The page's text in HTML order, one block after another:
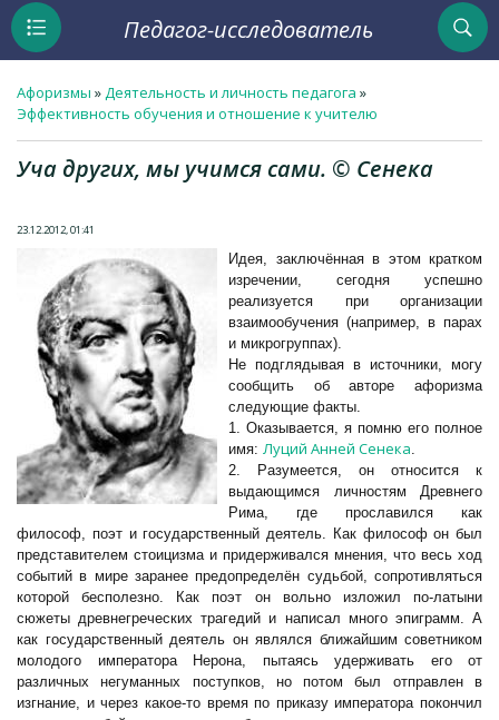
Педагог-исследователь
Афоризмы »Деятельность и личность педагога »
Эффективность обучения и отношение к учителю
Уча других, мы учимся сами. © Сенека
23.12.2012, 01:41
Идея, заключённая в этом кратком
изречении, сегодня успешно
реализуется при организации
взаимообучения (например, в парах
и микрогруппах).
Не подглядывая в источники, могу
сообщить об авторе афоризма
следующие факты.
1. Оказывается, я помню его полное
имя: Луций Анней Сенека.
2. Разумеется, он относится к
выдающимся личностям Древнего
Рима, где прославился как
философ, поэт и государственный деятель. Как философ он был
представителем стоицизма и придерживался мнения, что весь ход
событий в мире заранее предопределён судьбой, сопротивляться
которой бесполезно. Как поэт он вольно изложил по-латыни
сюжеты древнегреческих трагедий и написал много эпиграмм. А
как государственный деятель он являлся ближайшим советником
молодого императора Нерона, пытаясь удерживать его от
различных негуманных поступков, но потом был отправлен в
изгнание, и через какое-то время по приказу императора покончил